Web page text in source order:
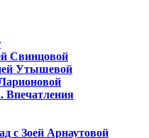
Свинцовой
Утышевой
Впечатления
с Зоей Арнаутовой